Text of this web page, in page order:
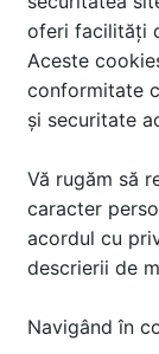
oferi facilități
Aceste
conformitate
și securitate
Vă rugăm să
caracter
acordul cu
descrierii de
Navigând în